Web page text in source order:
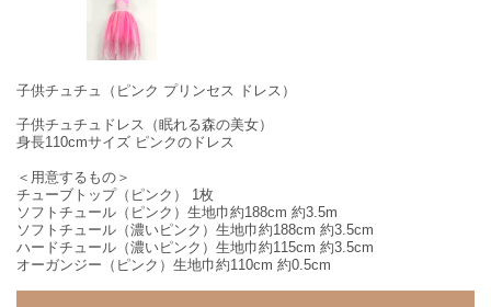
子供チュチュ（ピンク プリンセス ドレス）
子供チュチュドレス（眠れる森の美女）
身長110cmサイズ ピンクのドレス
＜用意するもの＞
チューブトップ（ピンク） 1枚
ソフトチュール（ピンク）生地巾約188cm 約3.5m
ソフトチュール（濃いピンク）生地巾約188cm 約3.5cm
ハードチュール（濃いピンク）生地巾約115cm 約3.5cm
オーガンジー（ピンク）生地巾約110cm 約0.5cm